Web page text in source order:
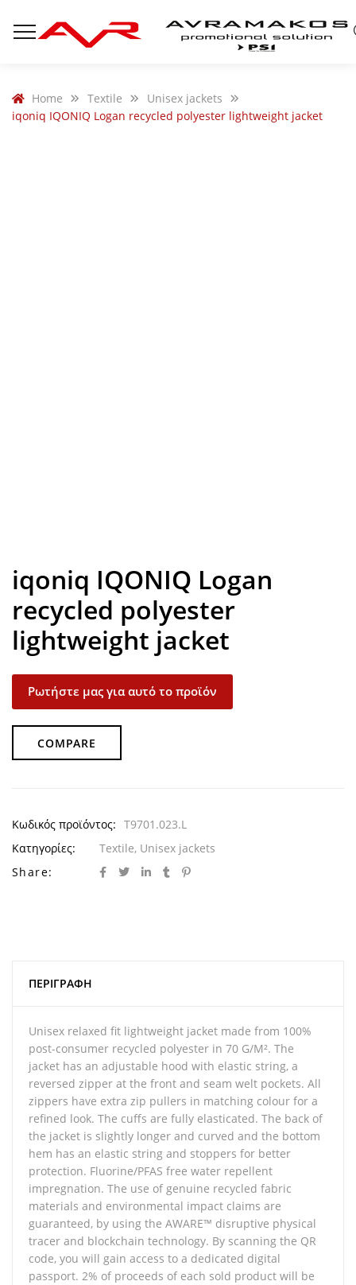
Home Textile
Unisex jackets
iqoniq IQONIQ Logan recycled polyester lightweight jacket
iqoniq IQONIQ Logan
recycled polyester
lightweight jacket
Ρωτήστε μας για αυτό το προϊόν
COMPARE
Κωδικός προϊόντος: T9701.023.L
Κατηγορίες:
Textile, Unisex jackets
Share:
ΠΕΡΙΓΡΑΦΉ
Unisex relaxed fit lightweight jacket made from 100%
post-consumer recycled polyester in 70 G/M². The
jacket has an adjustable hood with elastic string, a
reversed zipper at the front and seam welt pockets. All
zippers have extra zip pullers in matching colour for a
refined look. The cuffs are fully elasticated. The back of
the jacket is slightly longer and curved and the bottom
hem has an elastic string and stoppers for better
protection. Fluorine/PFAS free water repellent
impregnation. The use of genuine recycled fabric
materials and environmental impact claims are
guaranteed, by using the AWARE™ disruptive physical
tracer and blockchain technology. By scanning the QR
code, you will gain access to a dedicated digital
passport. 2% of proceeds of each sold product will be